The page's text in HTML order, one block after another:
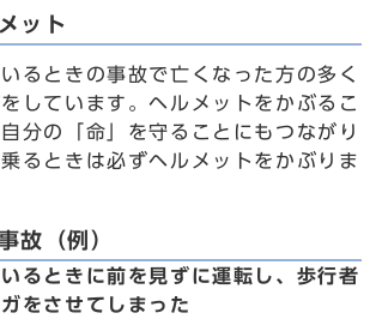
ット
るときの事故で亡くなった方の多く
しています。ヘルメットをかぶるこ
分の「命」を守ることにもつながり
るときは必ずヘルメットをかぶりま
故（例）
るときに前を見ずに運転し、歩行者
をさせてしまった